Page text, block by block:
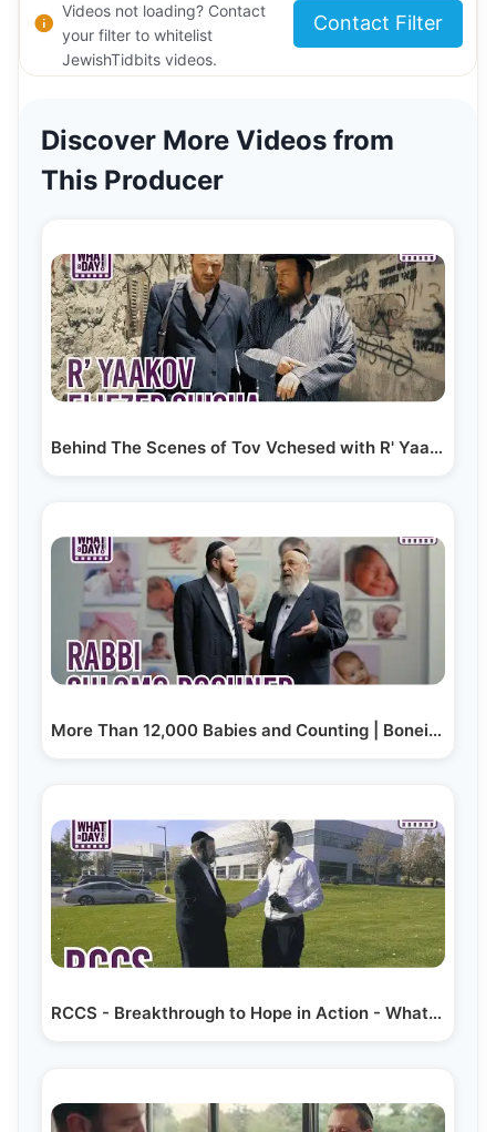
Videos not loading? Contact
your filter to whitelist
JewishTidbits videos.
Contact Filter
Discover More Videos from
This Producer
Behind The Scenes of Tov Vchesed with R' Yaakov…
More Than 12,000 Babies and Counting | Bonei Olam…
RCCS - Breakthrough to Hope in Action - Whataday Ep.…